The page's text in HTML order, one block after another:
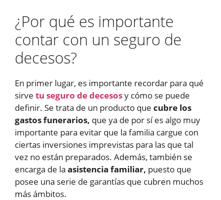
¿Por qué es importante
contar con un seguro de
decesos?
En primer lugar, es importante recordar para qué
sirve tu seguro de decesosy cómo se puede
definir. Se trata de un producto que cubre los
gastos funerarios, que ya de por sí es algo muy
importante para evitar que la familia cargue con
ciertas inversiones imprevistas para las que tal
vez no están preparados. Además, también se
encarga de la asistencia familiar, puesto que
posee una serie de garantías que cubren muchos
más ámbitos.